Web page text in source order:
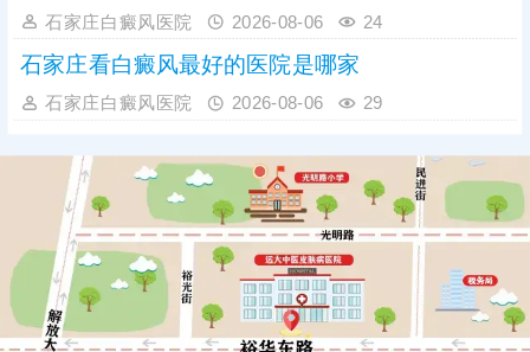
石家庄白癜风医院 2026-08-06 24
石家庄看白癜风最好的医院是哪家
石家庄白癜风医院 2026-08-06 29